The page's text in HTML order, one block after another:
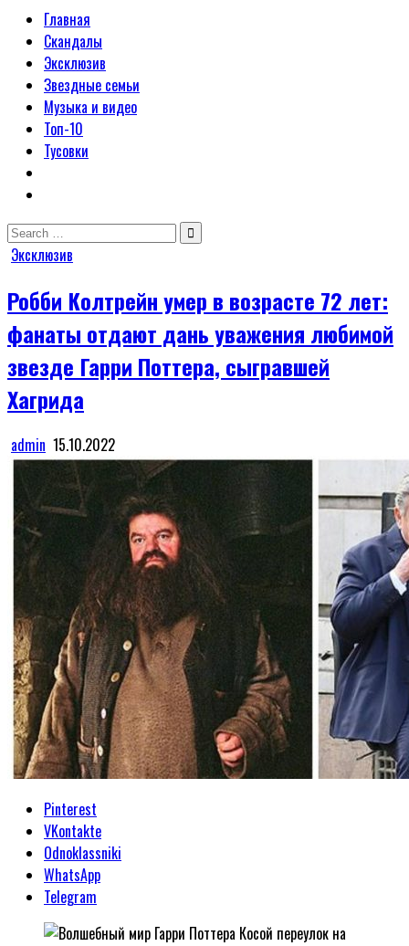
Главная
Скандалы
Эксклюзив
Звездные семьи
Музыка и видео
Топ-10
Тусовки
Search
for:
Posted
Эксклюзив
Робби Колтрейн умер в возрасте 72 лет:
фанаты отдают дань уважения любимой
звезде Гарри Поттера, сыгравшей
Хагрида
admin 15.10.2022
Pinterest
VKontakte
Odnoklassniki
WhatsApp
Telegram